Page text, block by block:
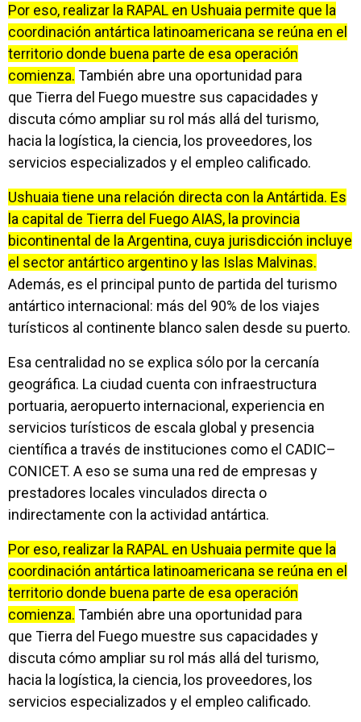
Por eso, realizar la RAPAL en Ushuaia permite que la
coordinación antártica latinoamericana se reúna en el
territorio donde buena parte de esa operación
comienza. También abre una oportunidad para
que Tierra del Fuego muestre sus capacidades y
discuta cómo ampliar su rol más allá del turismo,
hacia la logística, la ciencia, los proveedores, los
servicios especializados y el empleo calificado.
Ushuaia tiene una relación directa con la Antártida. Es
la capital de Tierra del Fuego AIAS, la provincia
bicontinental de la Argentina, cuya jurisdicción incluye
el sector antártico argentino y las Islas Malvinas.
Además, es el principal punto de partida del turismo
antártico internacional: más del 90% de los viajes
turísticos al continente blanco salen desde su puerto.
Esa centralidad no se explica sólo por la cercanía
geográfica. La ciudad cuenta con infraestructura
portuaria, aeropuerto internacional, experiencia en
servicios turísticos de escala global y presencia
científica a través de instituciones como el CADIC–
CONICET. A eso se suma una red de empresas y
prestadores locales vinculados directa o
indirectamente con la actividad antártica.
Por eso, realizar la RAPAL en Ushuaia permite que la
coordinación antártica latinoamericana se reúna en el
territorio donde buena parte de esa operación
comienza. También abre una oportunidad para
que Tierra del Fuego muestre sus capacidades y
discuta cómo ampliar su rol más allá del turismo,
hacia la logística, la ciencia, los proveedores, los
servicios especializados y el empleo calificado.